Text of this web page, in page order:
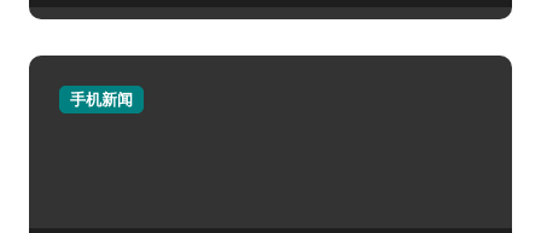
手机新闻